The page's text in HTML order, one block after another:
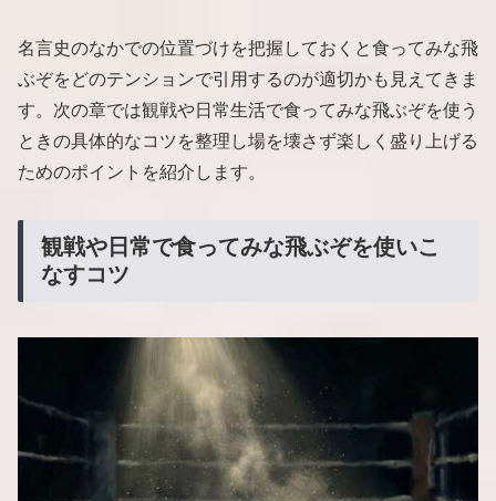
名言史のなかでの位置づけを把握しておくと食ってみな飛
ぶぞをどのテンションで引用するのが適切かも見えてきま
す。次の章では観戦や日常生活で食ってみな飛ぶぞを使う
ときの具体的なコツを整理し場を壊さず楽しく盛り上げる
ためのポイントを紹介します。
観戦や日常で食ってみな飛ぶぞを使いこ
なすコツ